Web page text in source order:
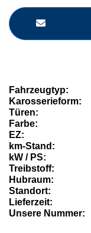
Fahrzeugtyp:
Karosserieform:
Türen:
Farbe:
EZ:
km-Stand:
kW / PS:
Treibstoff:
Hubraum:
Standort:
Lieferzeit:
Unsere Nummer: